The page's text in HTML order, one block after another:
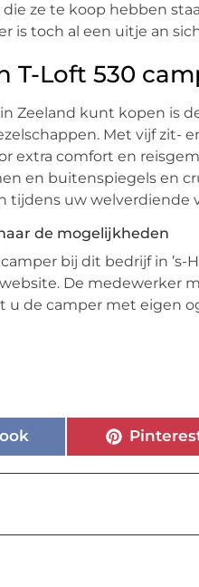
ze te koop hebben
is toch al een uitje an
T-Loft 530
Zeeland kunt kopen is
Met vijf zit-
extra comfort en
en buitenspiegels en
tijdens uw welverdiende
de mogelijkheden
bij dit bedrijf in ’s-
De medewerker
u de camper met eigen